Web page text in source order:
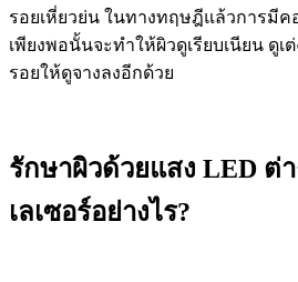
รอยเหี่ยวย่น ในทางทฤษฎีแล้วการมีค
เพียงพอนั้นจะทำให้ผิวดูเรียบเนียน ดูเ
รอยให้ดูจางลงอีกด้วย
รักษาผิวด้วยแสง LED ต่
เลเซอร์อย่างไร?